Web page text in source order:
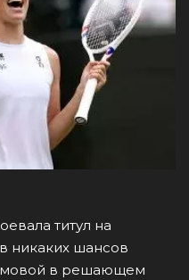
титул на
никаких шансов
в решающем